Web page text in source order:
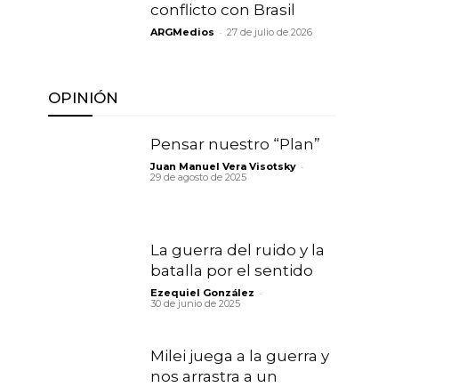
conflicto con Brasil
ARGMedios - 27 de julio de 2026
OPINIÓN
Pensar nuestro “Plan”
Juan Manuel Vera Visotsky -
29 de agosto de 2025
La guerra del ruido y la
batalla por el sentido
Ezequiel González -
30 de junio de 2025
Milei juega a la guerra y
nos arrastra a un